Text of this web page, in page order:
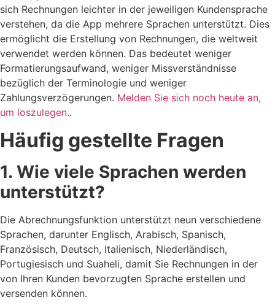
sich Rechnungen leichter in der jeweiligen Kundensprache
verstehen, da die App mehrere Sprachen unterstützt. Dies
ermöglicht die Erstellung von Rechnungen, die weltweit
verwendet werden können. Das bedeutet weniger
Formatierungsaufwand, weniger Missverständnisse
bezüglich der Terminologie und weniger
Zahlungsverzögerungen. Melden Sie sich noch heute an,
um loszulegen..
Häufig gestellte Fragen
1. Wie viele Sprachen werden
unterstützt?
Die Abrechnungsfunktion unterstützt neun verschiedene
Sprachen, darunter Englisch, Arabisch, Spanisch,
Französisch, Deutsch, Italienisch, Niederländisch,
Portugiesisch und Suaheli, damit Sie Rechnungen in der
von Ihren Kunden bevorzugten Sprache erstellen und
versenden können.